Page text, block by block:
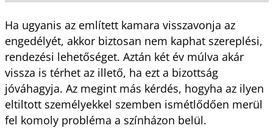
Ha ugyanis az említett kamara visszavonja az
engedélyét, akkor biztosan nem kaphat szereplési,
rendezési lehetőséget. Aztán két év múlva akár
vissza is térhet az illető, ha ezt a bizottság
jóváhagyja. Az megint más kérdés, hogyha az ilyen
eltiltott személyekkel szemben ismétlődően merül
fel komoly probléma a színházon belül.